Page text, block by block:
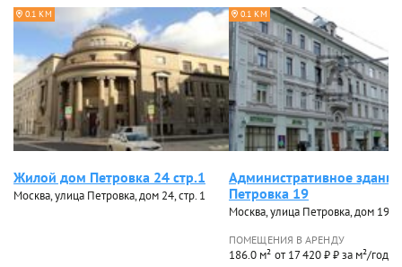
0.1 КМ
Жилой дом Петровка 24 стр.1
Москва, улица Петровка, дом 24, стр. 1
0.1 КМ
Административное здание
Петровка 19
Москва, улица Петровка, дом 19,
ПОМЕЩЕНИЯ В АРЕНДУ
186.0 м² от 17 420 ₽ ₽ за м²/год